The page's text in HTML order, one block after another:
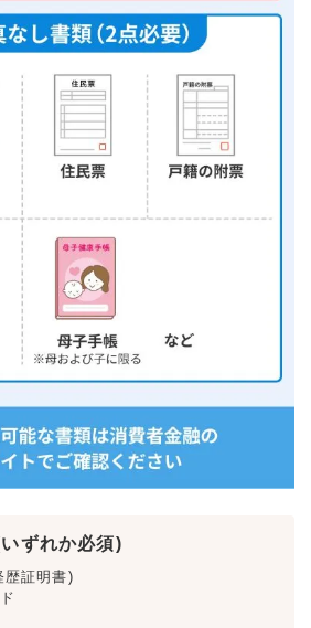
ずれか必須)
歴証明書)